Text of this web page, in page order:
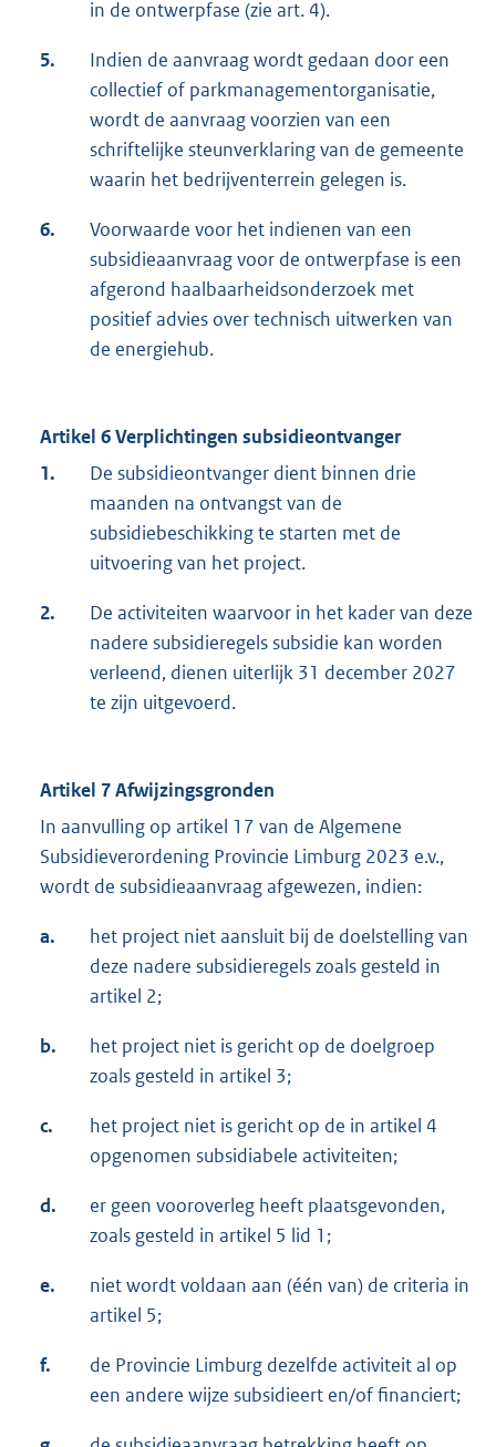
in de ontwerpfase (zie art. 4).
5.
Indien de aanvraag wordt gedaan door een
collectief of parkmanagementorganisatie,
wordt de aanvraag voorzien van een
schriftelijke steunverklaring van de gemeente
waarin het bedrijventerrein gelegen is.
6.
Voorwaarde voor het indienen van een
subsidieaanvraag voor de ontwerpfase is een
afgerond haalbaarheidsonderzoek met
positief advies over technisch uitwerken van
de energiehub.
Artikel 6 Verplichtingen subsidieontvanger
1.
De subsidieontvanger dient binnen drie
maanden na ontvangst van de
subsidiebeschikking te starten met de
uitvoering van het project.
2.
De activiteiten waarvoor in het kader van deze
nadere subsidieregels subsidie kan worden
verleend, dienen uiterlijk 31 december 2027
te zijn uitgevoerd.
Artikel 7 Afwijzingsgronden
In aanvulling op artikel 17 van de Algemene
Subsidieverordening Provincie Limburg 2023 e.v.,
wordt de subsidieaanvraag afgewezen, indien:
a.
het project niet aansluit bij de doelstelling van
deze nadere subsidieregels zoals gesteld in
artikel 2;
b.
het project niet is gericht op de doelgroep
zoals gesteld in artikel 3;
c.
het project niet is gericht op de in artikel 4
opgenomen subsidiabele activiteiten;
d.
er geen vooroverleg heeft plaatsgevonden,
zoals gesteld in artikel 5 lid 1;
e.
niet wordt voldaan aan (één van) de criteria in
artikel 5;
f.
de Provincie Limburg dezelfde activiteit al op
een andere wijze subsidieert en/of financiert;